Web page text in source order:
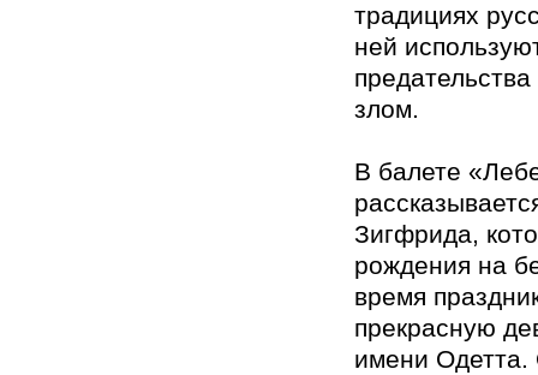
традициях
ней
злом.
В балете
Зигфрида,
рождения на
время
прекрасную
имени Одетта.